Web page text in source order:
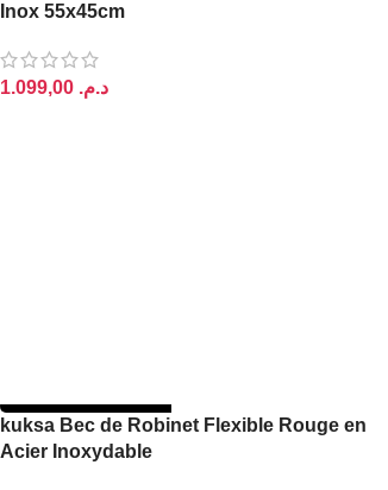
Inox 55x45cm
د.م.
RUPTURE DE STOCK
kuksa Bec de Robinet Flexible Rouge en
Acier Inoxydable